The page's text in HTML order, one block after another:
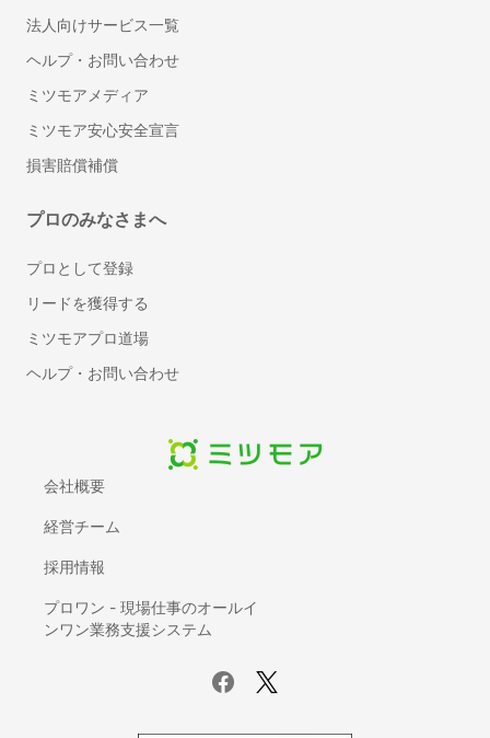
ドア交換
壁の撤去・間取り変更リフォーム
サウナの設置・修理
畳の張り替え・交換
階段のリフォーム
手すり取り付け
網戸の張り替え・修理
断熱工事（窓・床・壁）
物件の原状回復
押入れ・クローゼットリフォーム
フロアコーティング・フローリングワックス
お風呂（浴室・ユニットバス）リフォーム
リノベーション・大規模リフォーム
障子の張り替え
ふすまの張り替え
会社概要
経営チーム
採用情報
プロワン - 現場仕事のオールイ
ンワン業務支援システム
法人向けサービス一覧
ヘルプ・お問い合わせ
ミツモアメディア
ミツモア安心安全宣言
損害賠償補償
プロのみなさまへ
プロとして登録
リードを獲得する
ミツモアプロ道場
ヘルプ・お問い合わせ